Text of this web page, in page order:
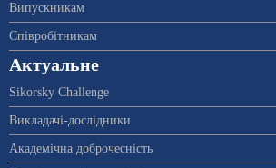
Випускникам
Співробітникам
Актуальне
Sikorsky Challenge
Викладачі-дослідники
Академічна доброчесність